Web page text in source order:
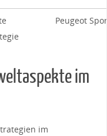
Peugeot
im
⁢im